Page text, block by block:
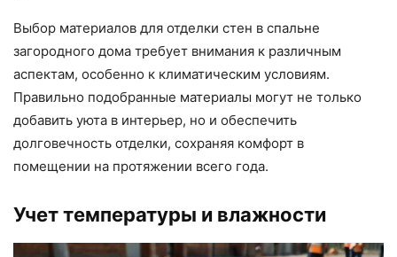
Выбор материалов для отделки стен в спальне
загородного дома требует внимания к различным
аспектам, особенно к климатическим условиям.
Правильно подобранные материалы могут не только
добавить уюта в интерьер, но и обеспечить
долговечность отделки, сохраняя комфорт в
помещении на протяжении всего года.
Учет температуры и влажности